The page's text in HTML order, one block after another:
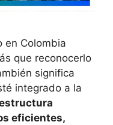
en Colombia
que reconocerlo
significa
integrado a la
eficientes,